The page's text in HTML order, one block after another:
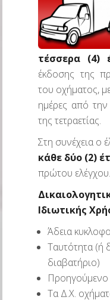
τέσσερα (4)
έκδοσης της
του οχήματος,
ημέρες από
της τετραετίας.
Στη συνέχεια ο
κάθε δύο (2)
πρώτου ελέγχου.
Ιδιωτικής
Άδεια
Ταυτότητα (ή
διαβατήριο)
Προηγούμενο
Τα Δ.Χ.